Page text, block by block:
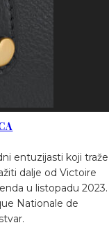
entuzijasti koji traže
dalje od Victoire
u listopadu 2023.
Nationale de